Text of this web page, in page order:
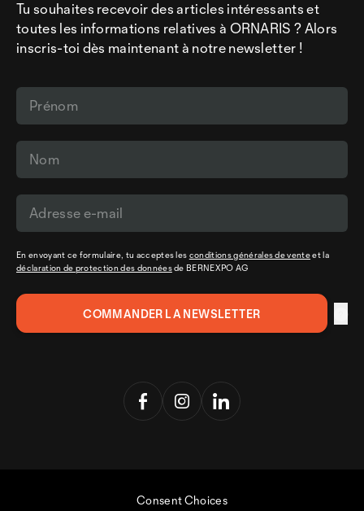
Tu souhaites recevoir des articles intéressants et
toutes les informations relatives à ORNARIS ? Alors
inscris-toi dès maintenant à notre newsletter !
En envoyant ce formulaire, tu acceptes les conditions générales de venteet la
déclaration de protection des donnéesde BERNEXPO AG
Consent Choices